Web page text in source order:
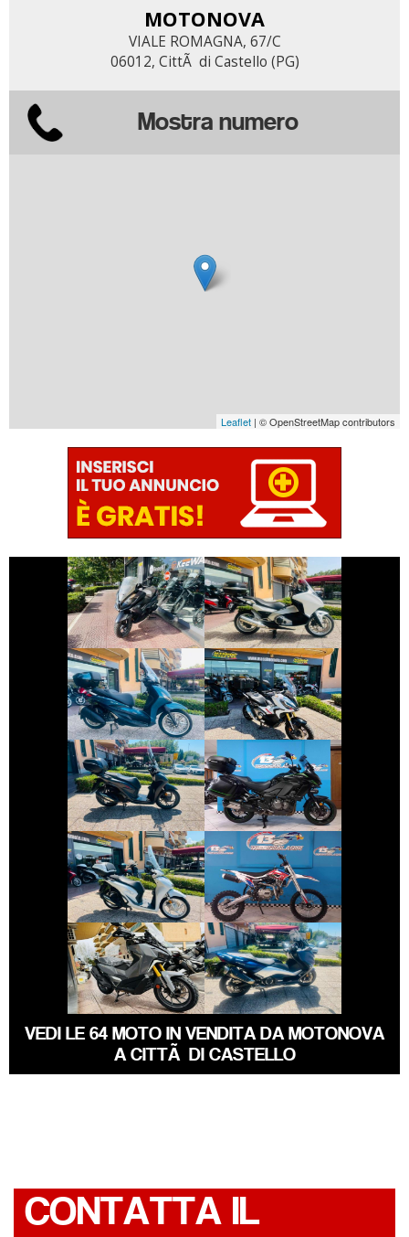
MOTONOVA
VIALE ROMAGNA, 67/C
06012, CittÃ di Castello (PG)
Mostra numero
Leaflet | © OpenStreetMap contributors
KYMCO
DOWNTOWN
€ 1.390 €
HONDA INTEGRA
€ 2.990 €
PIAGGIO
BEVERLY
€ 3.990 €
HONDA X-ADV
€ 9.999 €
HONDA SH
€ 3.650 €
KAWASAKI
VERSYS
€ 9.990 €
HONDA SH
€ 3.350 €
ALTRA-MARCA
ALTRO-
MODELLO
€ 1.700 €
SYM ADX-400
€ 6.990 €
YAMAHA TMAX
€ 5.790 €
VEDI LE 64 MOTO IN VENDITA DA MOTONOVA
A CITTÃ DI CASTELLO
CONTATTA IL